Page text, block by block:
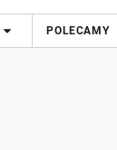
POLECAMY